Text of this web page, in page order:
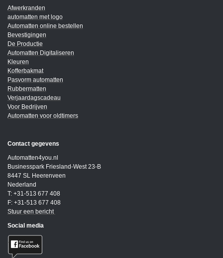
Afwerkranden
automatten met logo
Automatten online bestellen
Bevestigingen
De Productie
Automatten Digitaliseren
Kleuren
Kofferbakmat
Pasvorm automatten
Rubbermatten
Verjaardagscadeau
Voor Bedrijven
Automatten voor oldtimers
Contact gegevens
Automatten4you.nl
Businesspark Friesland-West 23-B
8447 SL Heerenveen
Nederland
T: +31-513 677 408
F: +31-513 677 408
Stuur een bericht
Social media